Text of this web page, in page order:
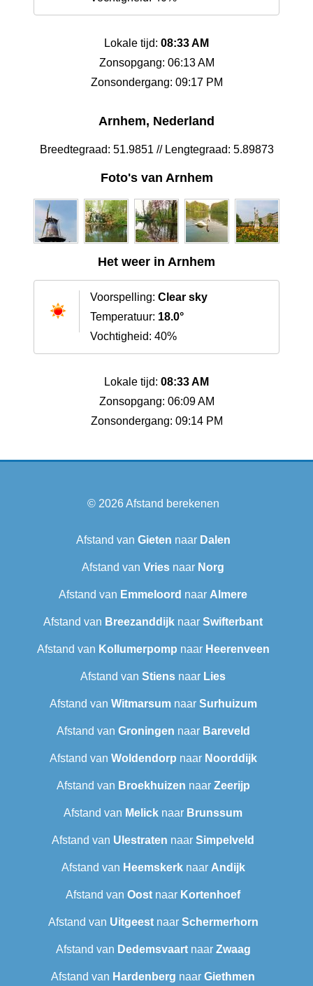
Lokale tijd: 08:33 AM
Zonsopgang: 06:13 AM
Zonsondergang: 09:17 PM
Arnhem, Nederland
Breedtegraad: 51.9851 // Lengtegraad: 5.89873
Foto's van Arnhem
Het weer in Arnhem
Voorspelling: Clear sky
Temperatuur: 18.0°
Vochtigheid: 40%
Lokale tijd: 08:33 AM
Zonsopgang: 06:09 AM
Zonsondergang: 09:14 PM
© 2026Afstand berekenen
Afstand van Gieten naar Dalen
Afstand van Vries naar Norg
Afstand van Emmeloord naar Almere
Afstand van Breezanddijk naar Swifterbant
Afstand van Kollumerpomp naar Heerenveen
Afstand van Stiens naar Lies
Afstand van Witmarsumnaar Surhuizum
Afstand van Groningen naar Bareveld
Afstand van Woldendorp naar Noorddijk
Afstand van Broekhuizen naar Zeerijp
Afstand van Melick naar Brunssum
Afstand van Ulestraten naar Simpelveld
Afstand van Heemskerknaar Andijk
Afstand van Oost naar Kortenhoef
Afstand van Uitgeestnaar Schermerhorn
Afstand van Dedemsvaartnaar Zwaag
Afstand van Hardenberg naar Giethmen